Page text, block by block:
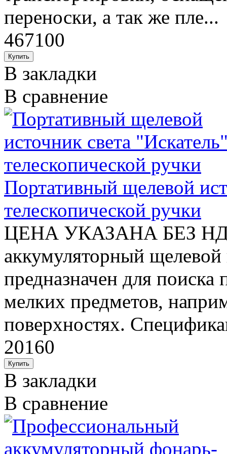
переноски, а так же пле...
467100
В закладки
В сравнение
Портативный щелевой
телескопической ручки
ЦЕНА УКАЗАНА БЕЗ
аккумуляторный щелевой
предназначен для
мелких предметов,
поверхностях.
20160
В закладки
В сравнение